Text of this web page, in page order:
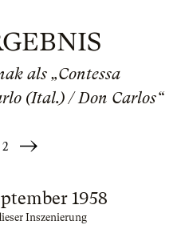
als „Contessa
(Ital.) / Don Carlos“
2
Weiter
1958
Inszenierung